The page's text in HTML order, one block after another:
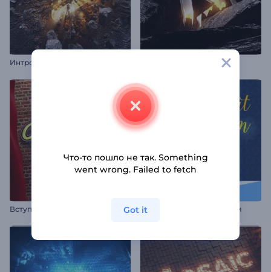
Интро "Астероидный Удар" Интро "Огонь на камне"
В
ступление к комедийному шоу Анимации: Шаббат шалом
Что-то пошло не так. Something
went wrong. Failed to fetch
Got it